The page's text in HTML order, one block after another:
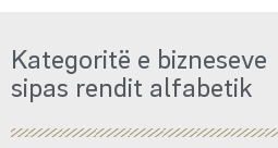
Kategoritë e bizneseve
sipas rendit alfabetik